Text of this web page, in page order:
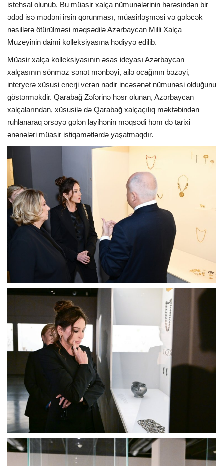
istehsal olunub. Bu müasir xalça nümunələrinin hərəsindən bir
ədəd isə mədəni irsin qorunması, müasirləşməsi və gələcək
nəsillərə ötürülməsi məqsədilə Azərbaycan Milli Xalça
Muzeyinin daimi kolleksiyasına hədiyyə edilib.
Müasir xalça kolleksiyasının əsas ideyası Azərbaycan
xalçasının sönməz sənət mənbəyi, ailə ocağının bəzəyi,
interyerə xüsusi enerji verən nadir incəsənət nümunəsi olduğunu
göstərməkdir. Qarabağ Zəfərinə həsr olunan, Azərbaycan
xalçalarından, xüsusilə də Qarabağ xalçaçılıq məktəbindən
ruhlanaraq ərsəyə gələn layihənin məqsədi həm də tarixi
ənənələri müasir istiqamətlərdə yaşatmaqdır.